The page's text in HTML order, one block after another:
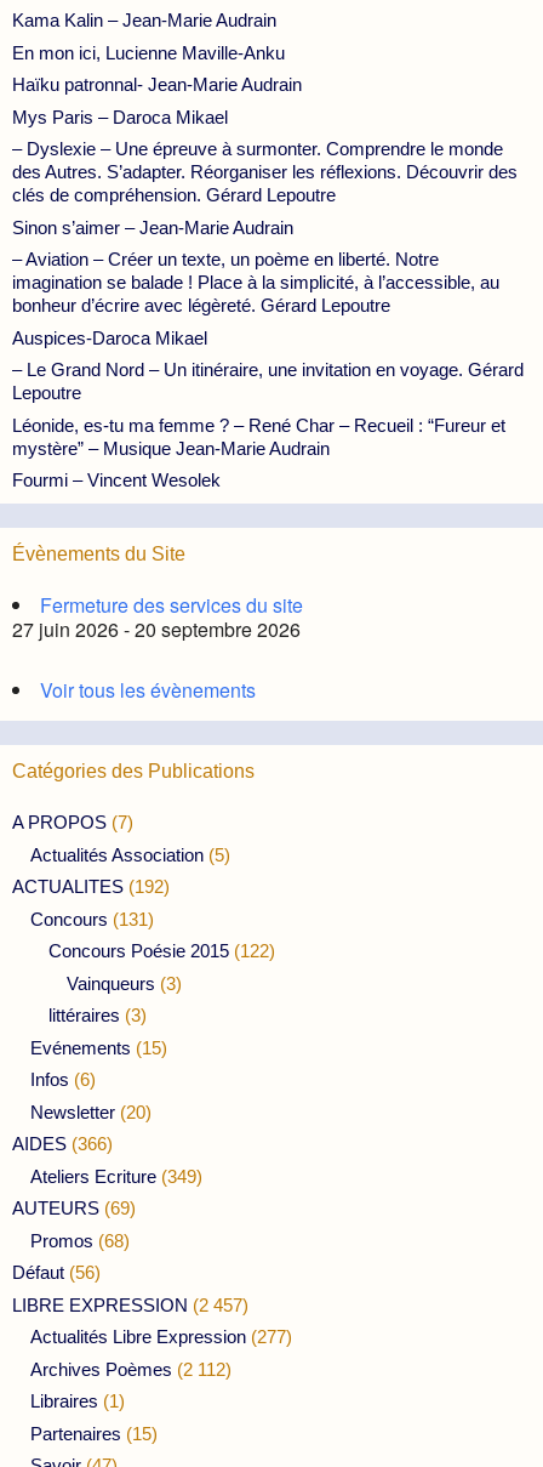
Kama Kalin – Jean-Marie Audrain
En mon ici, Lucienne Maville-Anku
Haïku patronnal- Jean-Marie Audrain
Mys Paris – Daroca Mikael
– Dyslexie – Une épreuve à surmonter. Comprendre le monde
des Autres. S’adapter. Réorganiser les réflexions. Découvrir des
clés de compréhension. Gérard Lepoutre
Sinon s’aimer – Jean-Marie Audrain
– Aviation – Créer un texte, un poème en liberté. Notre
imagination se balade ! Place à la simplicité, à l’accessible, au
bonheur d’écrire avec légèreté. Gérard Lepoutre
Auspices-Daroca Mikael
– Le Grand Nord – Un itinéraire, une invitation en voyage. Gérard
Lepoutre
Léonide, es-tu ma femme ? – René Char – Recueil : “Fureur et
mystère” – Musique Jean-Marie Audrain
Fourmi – Vincent Wesolek
Évènements du Site
Fermeture des services du site
27 juin 2026 - 20 septembre 2026
Voir tous les évènements
Catégories des Publications
A PROPOS (7)
Actualités Association (5)
ACTUALITES (192)
Concours (131)
Concours Poésie 2015 (122)
Vainqueurs (3)
littéraires (3)
Evénements (15)
Infos (6)
Newsletter (20)
AIDES (366)
Ateliers Ecriture (349)
AUTEURS (69)
Promos (68)
Défaut (56)
LIBRE EXPRESSION (2 457)
Actualités Libre Expression (277)
Archives Poèmes (2 112)
Libraires (1)
Partenaires (15)